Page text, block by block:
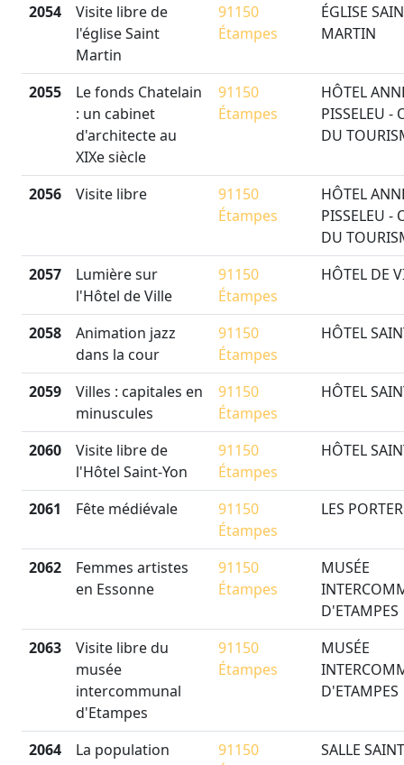
2054
Visite libre de
l'église Saint
Martin
91150
Étampes
ÉGLISE
MARTIN
2055
Le fonds Chatelain
: un cabinet
d'architecte au
XIXe siècle
91150
Étampes
HÔTEL
PISSELEU -
DU
2056 Visite libre
91150
Étampes
HÔTEL
PISSELEU -
DU
2057
Lumière sur
l'Hôtel de Ville
91150
Étampes
HÔTEL DE
2058
Animation jazz
dans la cour
91150
Étampes
HÔTEL
2059
Villes : capitales en
minuscules
91150
Étampes
HÔTEL
2060
Visite libre de
l'Hôtel Saint-Yon
91150
Étampes
HÔTEL
2061 Fête médiévale
91150
Étampes
LES
2062
Femmes artistes
en Essonne
91150
Étampes
MUSÉE
D'ETAMPES
2063
Visite libre du
musée
intercommunal
d'Etampes
91150
Étampes
MUSÉE
D'ETAMPES
2064
La population
91150
SALLE